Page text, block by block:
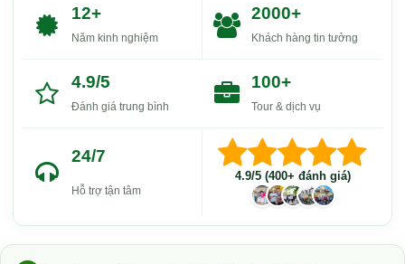
12+
Năm kinh nghiệm
2000+
Khách hàng tin tưởng
4.9/5
Đánh giá trung bình
100+
Tour & dịch vụ
24/7
Hỗ trợ tận tâm
4.9/5 (400+ đánh giá)